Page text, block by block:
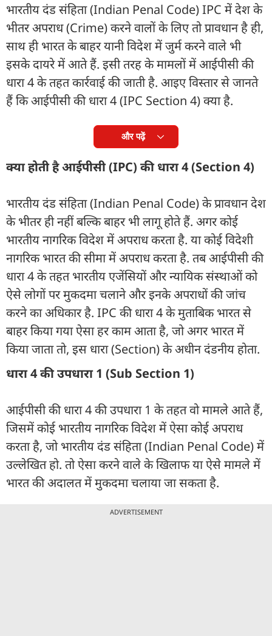
भारतीय दंड संहिता (Indian Penal Code) IPC में देश के
भीतर अपराध (Crime) करने वालों के लिए तो प्रावधान है ही,
साथ ही भारत के बाहर यानी विदेश में जुर्म करने वाले भी
इसके दायरे में आते हैं. इसी तरह के मामलों में आईपीसी की
धारा 4 के तहत कार्रवाई की जाती है. आइए विस्तार से जानते
हैं कि आईपीसी की धारा 4 (IPC Section 4) क्या है.
और पढ़ें
क्या होती है आईपीसी (IPC) की धारा 4 (Section 4)
भारतीय दंड संहिता (Indian Penal Code) के प्रावधान देश
के भीतर ही नहीं बल्कि बाहर भी लागू होते हैं. अगर कोई
भारतीय नागरिक विदेश में अपराध करता है. या कोई विदेशी
नागरिक भारत की सीमा में अपराध करता है. तब आईपीसी की
धारा 4 के तहत भारतीय एजेंसियों और न्यायिक संस्थाओं को
ऐसे लोगों पर मुकदमा चलाने और इनके अपराधों की जांच
करने का अधिकार है. IPC की धारा 4 के मुताबिक भारत से
बाहर किया गया ऐसा हर काम आता है, जो अगर भारत में
किया जाता तो, इस धारा (Section) के अधीन दंडनीय होता.
धारा 4 की उपधारा 1 (Sub Section 1)
आईपीसी की धारा 4 की उपधारा 1 के तहत वो मामले आते हैं,
जिसमें कोई भारतीय नागरिक विदेश में ऐसा कोई अपराध
करता है, जो भारतीय दंड संहिता (Indian Penal Code) में
उल्लेखित हो. तो ऐसा करने वाले के खिलाफ या ऐसे मामले में
भारत की अदालत में मुकदमा चलाया जा सकता है.
ADVERTISEMENT